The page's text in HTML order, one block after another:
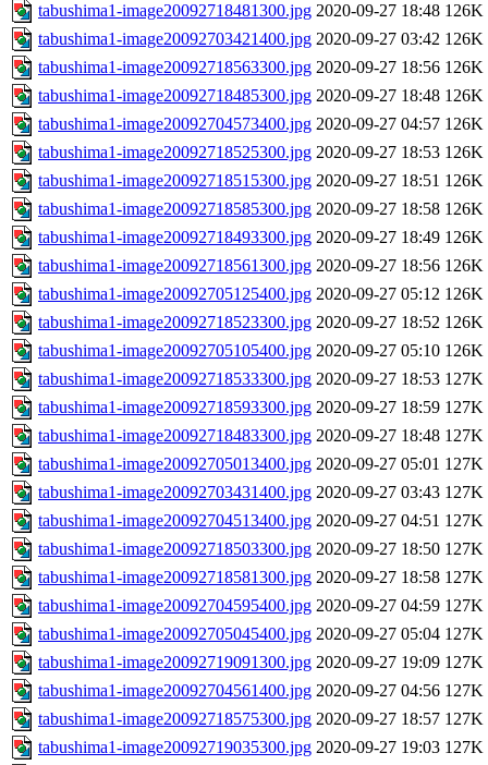
tabushima1-image20092718481300.jpg 2020-09-27 18:48 126K
tabushima1-image20092703421400.jpg 2020-09-27 03:42 126K
tabushima1-image20092718563300.jpg 2020-09-27 18:56 126K
tabushima1-image20092718485300.jpg 2020-09-27 18:48 126K
tabushima1-image20092704573400.jpg 2020-09-27 04:57 126K
tabushima1-image20092718525300.jpg 2020-09-27 18:53 126K
tabushima1-image20092718515300.jpg 2020-09-27 18:51 126K
tabushima1-image20092718585300.jpg 2020-09-27 18:58 126K
tabushima1-image20092718493300.jpg 2020-09-27 18:49 126K
tabushima1-image20092718561300.jpg 2020-09-27 18:56 126K
tabushima1-image20092705125400.jpg 2020-09-27 05:12 126K
tabushima1-image20092718523300.jpg 2020-09-27 18:52 126K
tabushima1-image20092705105400.jpg 2020-09-27 05:10 126K
tabushima1-image20092718533300.jpg 2020-09-27 18:53 127K
tabushima1-image20092718593300.jpg 2020-09-27 18:59 127K
tabushima1-image20092718483300.jpg 2020-09-27 18:48 127K
tabushima1-image20092705013400.jpg 2020-09-27 05:01 127K
tabushima1-image20092703431400.jpg 2020-09-27 03:43 127K
tabushima1-image20092704513400.jpg 2020-09-27 04:51 127K
tabushima1-image20092718503300.jpg 2020-09-27 18:50 127K
tabushima1-image20092718581300.jpg 2020-09-27 18:58 127K
tabushima1-image20092704595400.jpg 2020-09-27 04:59 127K
tabushima1-image20092705045400.jpg 2020-09-27 05:04 127K
tabushima1-image20092719091300.jpg 2020-09-27 19:09 127K
tabushima1-image20092704561400.jpg 2020-09-27 04:56 127K
tabushima1-image20092718575300.jpg 2020-09-27 18:57 127K
tabushima1-image20092719035300.jpg 2020-09-27 19:03 127K